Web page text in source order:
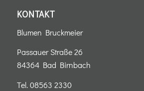
KONTAKT
Blumen Bruckmeier
Passauer Straße 26
84364 Bad Birnbach
Tel.08563 2330